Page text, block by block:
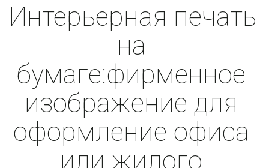
Интерьерная печать
на
бумаге:фирменное
изображение для
оформление офиса
или жилого